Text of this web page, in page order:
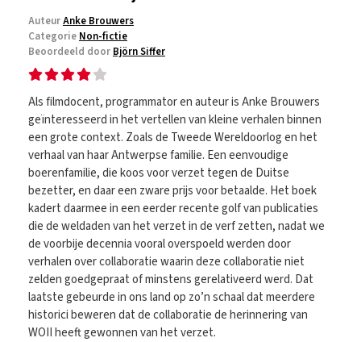
AuteurAnke Brouwers
Categorie Non-fictie
Beoordeeld door Björn Siffer
Als filmdocent, programmator en auteur is Anke Brouwers
geïnteresseerd in het vertellen van kleine verhalen binnen
een grote context. Zoals de Tweede Wereldoorlog en het
verhaal van haar Antwerpse familie. Een eenvoudige
boerenfamilie, die koos voor verzet tegen de Duitse
bezetter, en daar een zware prijs voor betaalde. Het boek
kadert daarmee in een eerder recente golf van publicaties
die de weldaden van het verzet in de verf zetten, nadat we
de voorbije decennia vooral overspoeld werden door
verhalen over collaboratie waarin deze collaboratie niet
zelden goedgepraat of minstens gerelativeerd werd. Dat
laatste gebeurde in ons land op zo’n schaal dat meerdere
historici beweren dat de collaboratie de herinnering van
WOII heeft gewonnen van het verzet.